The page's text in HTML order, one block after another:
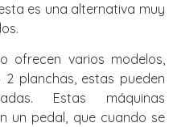
es una alternativa muy
ofrecen varios modelos,
planchas, estas pueden
Estas máquinas
un pedal, que cuando se